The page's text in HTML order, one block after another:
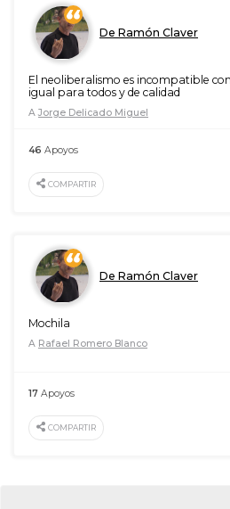
De Ramón Claver
El neoliberalismo es incompatible
igual para todos y de calidad
A Jorge Delicado Miguel
46 Apoyos
COMPARTIR
De Ramón Claver
Mochila
A Rafael Romero Blanco
17 Apoyos
COMPARTIR